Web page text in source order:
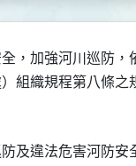
，加強河川巡防，
組織規程第八條
及違法危害河防安